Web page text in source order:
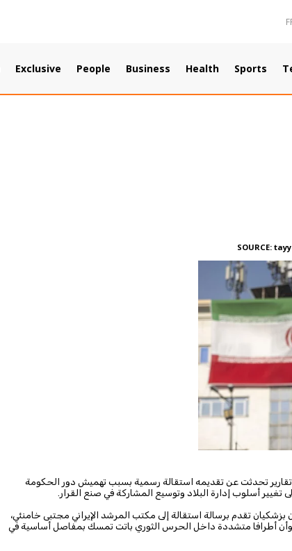
Exclusive People Business Health Sports
SOURCE:
تحدثت عن تقديمه استقالة رسمية بسبب تهميش دور الحكومة
أسلوب إدارة البلاد وتوسيع المشاركة في صنع القرار.
تقدم برسالة استقالة إلى مكتب المرشد الإيراني مجتبى خامنئي،
أطرافا متشددة داخل الحرس الثوري باتت تمسك بمفاصل أساسية في